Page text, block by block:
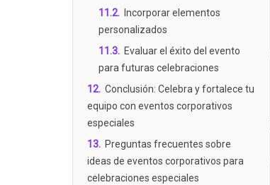
11.2. Incorporar elementos
personalizados
11.3. Evaluar el éxito del evento
para futuras celebraciones
12. Conclusión: Celebra y fortalece tu
equipo con eventos corporativos
especiales
13. Preguntas frecuentes sobre
ideas de eventos corporativos para
celebraciones especiales